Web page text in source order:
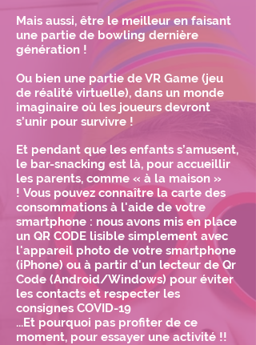
Mais aussi, être le meilleur en faisant
une partie de bowling dernière
génération !
Ou bien une partie de VR Game (jeu
de réalité virtuelle), dans un monde
imaginaire où les joueurs devront
s’unir pour survivre !
Et pendant que les enfants s’amusent,
le bar-snacking est là, pour accueillir
les parents, comme « à la maison »
! Vous pouvez connaître la carte des
consommations à l'aide de votre
smartphone : nous avons mis en place
un QR CODE lisible simplement avec
l'appareil photo de votre smartphone
(iPhone) ou à partir d'un lecteur de Qr
Code (Android/Windows) pour éviter
les contacts et respecter les
consignes COVID-19
...Et pourquoi pas profiter de ce
moment, pour essayer une activité !!